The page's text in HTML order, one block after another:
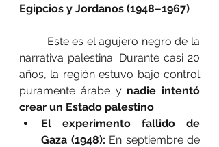
Egipcios y Jordanos (1948–1967)
narrativa palestina. Durante casi 20
años, la región estuvo bajo control
puramente árabe y nadie intentó
crear un Estado palestino.
El experimento fallido de
Gaza (1948): En septiembre de